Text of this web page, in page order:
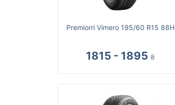
Premiorri Vimero 195/60 R15 88H
1815 - 1895 ₴